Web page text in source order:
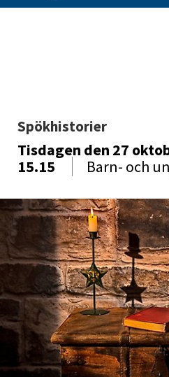
Spökhistorier
Tisdagen den 27
15.15
Barn- och